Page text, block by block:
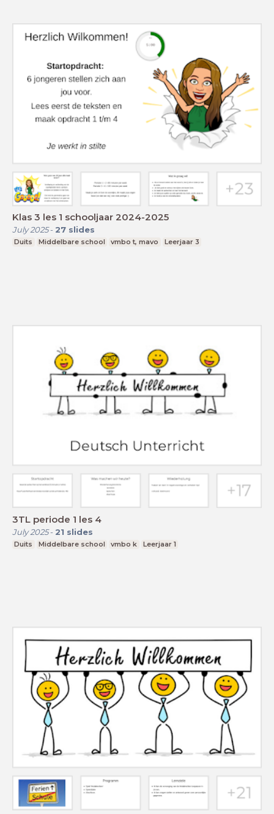
Klas 3 les 1 schooljaar 2024-2025
July 2025- 27 slides
Duits Middelbare school vmbo t, mavo Leerjaar 3
3TL periode 1 les 4
July 2025- 21 slides
Duits Middelbare school vmbo k Leerjaar 1